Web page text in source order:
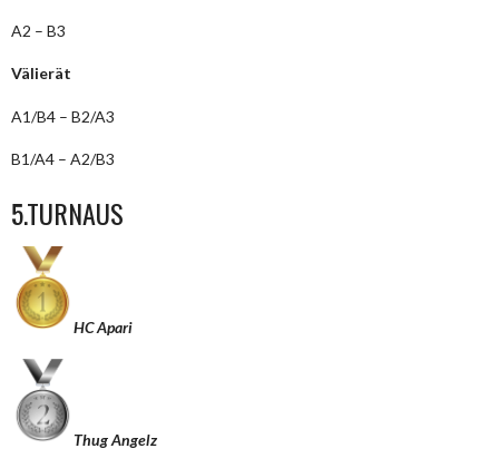
A2 – B3
Välierät
A1/B4 – B2/A3
B1/A4 – A2/B3
5.TURNAUS
HC Apari
Thug Angelz